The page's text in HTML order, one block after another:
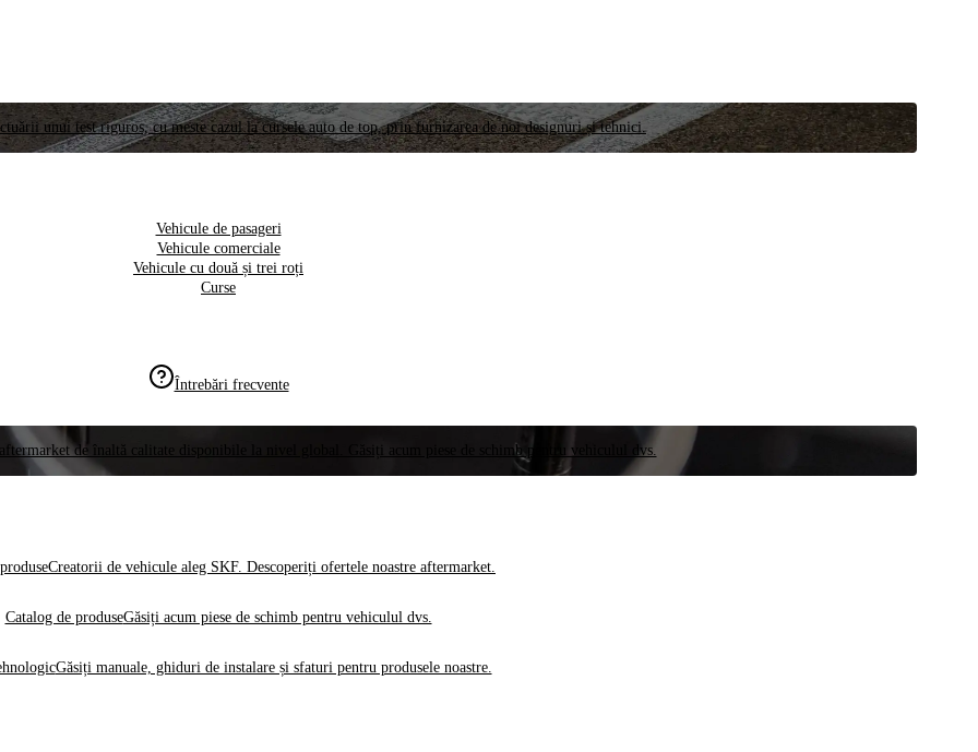
unui test riguros, cu meste cazul la cursele auto de top, prin furnizarea de noi designuri și tehnici.
Vehicule de pasageri
Vehicule comerciale
Vehicule cu două și trei roți
Curse
Întrebări frecvente
de înaltă calitate disponibile la nivel global. Găsiți acum piese de schimb pentru vehiculul dvs.
Creatorii de vehicule aleg SKF. Descoperiți ofertele noastre aftermarket.
Catalog de produseGăsiți acum piese de schimb pentru vehiculul dvs.
Găsiți manuale, ghiduri de instalare și sfaturi pentru produsele noastre.